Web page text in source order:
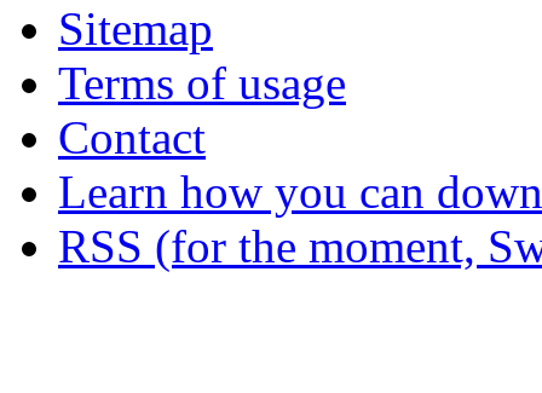
Sitemap
Terms of usage
Contact
Learn how you can
RSS (for the moment,